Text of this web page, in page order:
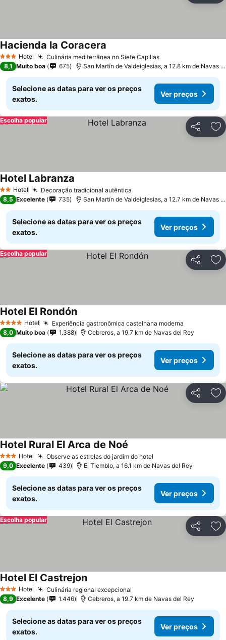
3 EstrelasHotel Culinária mediterrânea no Siete Capillas
Hacienda la Coracera
8,1 Muito boa 675 San Martín de Valdeiglesias, a 12.8 km de Navas del Rey
Selecione as datas para ver os preços
exatos.
Ver preços
Partilhar
Escolha popular
2 Estrelas
Hotel Decoração tradicional autêntica
Hotel Labranza
8,5 Excelente 735 San Martín de Valdeiglesias, a 12.7 km de Navas del Rey
Selecione as datas para ver os preços
exatos.
Ver preços
Partilhar
Escolha popular
4 EstrelasHotel Experiência gastronômica castelhana moderna
Hotel El Rondón
8,0 Muito boa 1.388 Cebreros, a 19.7 km de Navas del Rey
Selecione as datas para ver os preços
exatos.
Ver preços
Partilhar
3 EstrelasHotel Observe as estrelas do jardim do hotel
Hotel Rural El Arca de Noé
9,0 Excelente 439 El Tiemblo, a 16.1 km de Navas del Rey
Selecione as datas para ver os preços
exatos.
Ver preços
Partilhar
Escolha popular
3 EstrelasHotel Culinária regional excepcional
Hotel El Castrejon
8,9 Excelente 1.446 Cebreros, a 19.7 km de Navas del Rey
Selecione as datas para ver os preços
exatos.
Ver preços